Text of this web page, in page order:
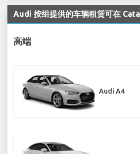
Audi 按组提供的车辆租赁可在
高端
Audi A4